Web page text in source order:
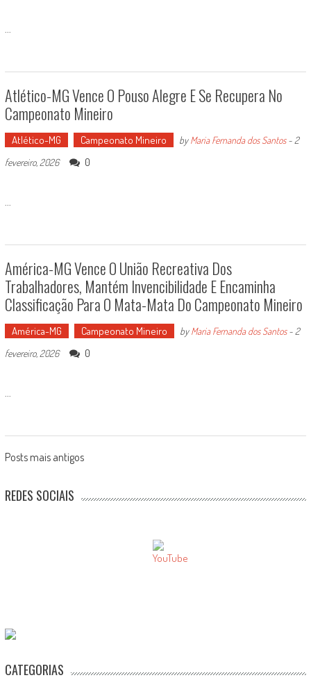
...
Atlético-MG Vence O Pouso Alegre E Se Recupera No
Campeonato Mineiro
Atlético-MG Campeonato Mineiro byMaria Fernanda dos Santos-2
fevereiro, 2026
0
...
América-MG Vence O União Recreativa Dos
Trabalhadores, Mantém Invencibilidade E Encaminha
Classificação Para O Mata-Mata Do Campeonato Mineiro
América-MG Campeonato Mineiro byMaria Fernanda dos Santos-2
fevereiro, 2026
0
...
Posts
navigation
Posts mais antigos
REDES SOCIAIS
CATEGORIAS